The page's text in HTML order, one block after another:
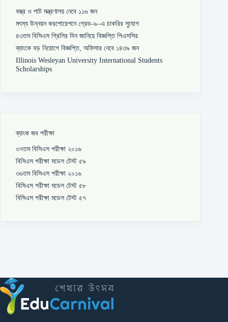
বস্ত্র ও পাট মন্ত্রণালয় নেবে ১১৬ জন
মৎস্য উন্নয়ন করপোরেশনে গ্রেড-৯–এ চাকরির সুযোগ
৪৩তম বিসিএস প্রিলির দিন জানিয়ে বিজ্ঞপ্তি পিএসসির
ব্যাংকে বড় নিয়োগে বিজ্ঞপ্তি, অফিসার নেবে ১৪৩৯ জন
Illinois Wesleyan University International Students
Scholarships
ব্যাংক জব পরীক্ষা
৩৭তম বিসিএস পরীক্ষা ২০১৬
বিসিএস পরীক্ষা মডেল টেস্ট ৫৯
৩৬তম বিসিএস পরীক্ষা ২০১৬
বিসিএস পরীক্ষা মডেল টেস্ট ৫৮
বিসিএস পরীক্ষা মডেল টেস্ট ৫৭